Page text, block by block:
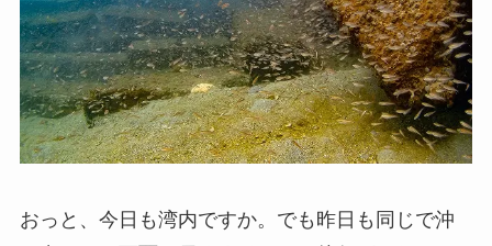
おっと、今日も湾内ですか。でも昨日も同じで沖